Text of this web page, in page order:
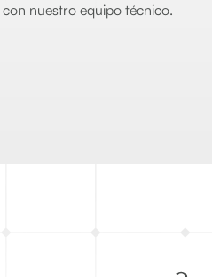
nuestro equipo técnico.